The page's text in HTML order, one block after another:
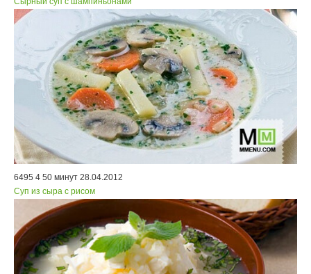
6495 4 50 минут 28.04.2012
Суп из сыра с рисом